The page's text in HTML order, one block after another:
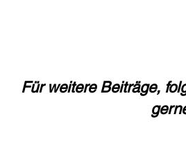
Für weitere Beiträge,